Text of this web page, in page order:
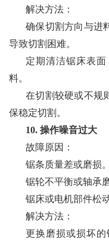
解决方法：
确保切割方向与进
导致切割困难。
定期清洁锯床表
料。
在切割较硬或不规
保稳定切割。
10. 操作噪音过大
故障原因：
锯条质量差或磨损。
锯轮不平衡或轴承
锯床或电机部件松动
解决方法：
更换磨损或损坏